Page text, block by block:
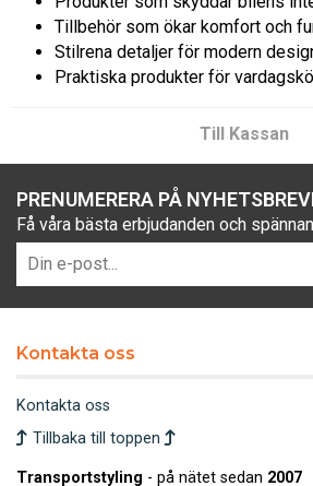
Tillbehör som ökar komfort och
Stilrena detaljer för modern
Praktiska produkter för
Till Kassan
PRENUMERERA PÅ
Få våra bästa erbjudanden och
Kontakta oss
Kontakta oss
Tillbaka till toppen
Transportstyling - på nätet sedan 2007